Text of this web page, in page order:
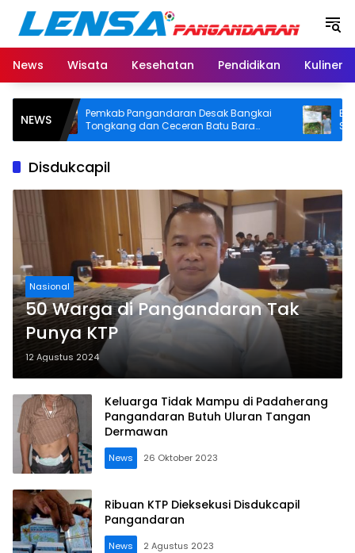
Langsung
konten
News
Wisata Kesehatan Pendidikan Kuliner
NEWS
Pemkab Pangandaran Desak Bangkai
Tongkang dan Ceceran Batu Bara
Segera Diangkat, Soroti Buruknya
BPN
SHM di
Usut
Disdukcapil
Nasional
50 Warga di Pangandaran Tak
Punya KTP
12 Agustus 2024
Keluarga Tidak Mampu di Padaherang
Pangandaran Butuh Uluran Tangan
Dermawan
News 26 Oktober 2023
Ribuan KTP Dieksekusi Disdukcapil
Pangandaran
News 2 Agustus 2023